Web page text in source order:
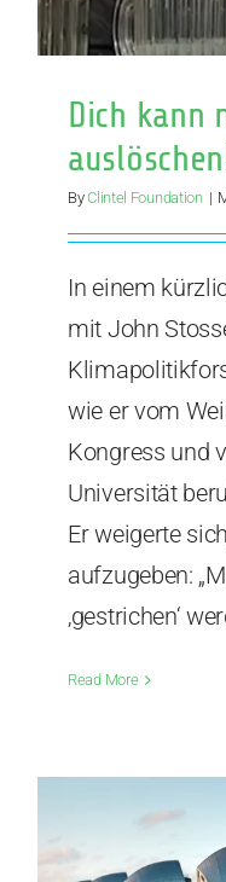
Dich kann
ByClintel Foundation |
In einem
mit John
wie er vom
Kongress und
Universität
Er weigerte
aufzugeben:
‚gestrichen‘
Read More